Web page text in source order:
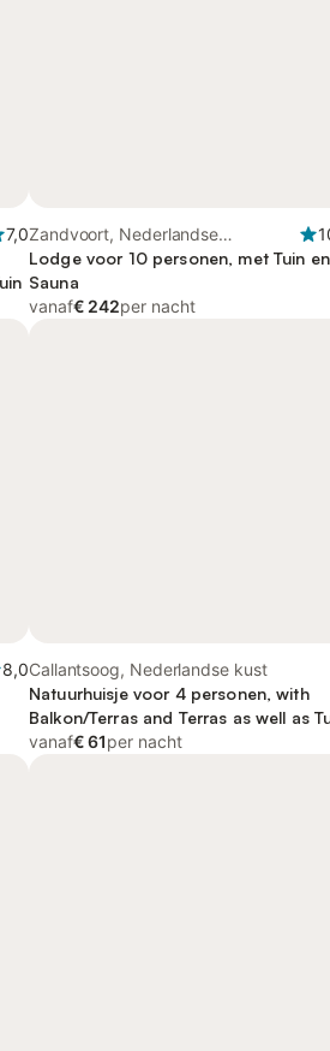
7,0Zandvoort, Nederlandse
Noordzeekust
Lodge voor 10 personen, met Tuin en
Sauna
vanaf€ 242per nacht
8,0Callantsoog, Nederlandse kust
Natuurhuisje voor 4 personen, with
Balkon/Terras and Terras as well as
vanaf€ 61per nacht